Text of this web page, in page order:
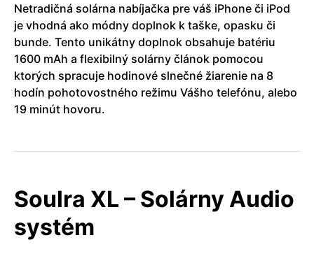
Netradičná solárna nabíjačka pre váš iPhone či iPod
je vhodná ako módny doplnok k taške, opasku či
bunde. Tento unikátny doplnok obsahuje batériu
1600 mAh a flexibilný solárny článok pomocou
ktorých spracuje hodinové slnečné žiarenie na 8
hodín pohotovostného režimu Vášho telefónu, alebo
19 minút hovoru.
Soulra XL – Solárny Audio
systém